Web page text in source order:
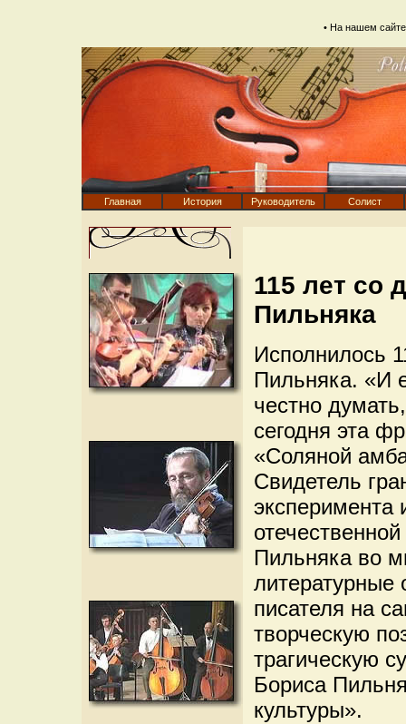
• На нашем
Главная История Руководитель Солист
115 лет со
Пильняка
Исполнилось
Пильняка. «И
честно
сегодня эта
«Соляной
Свидетель
эксперимента
Пильняка во
литературные
писателя на
творческую
трагическую
Бориса
культуры».